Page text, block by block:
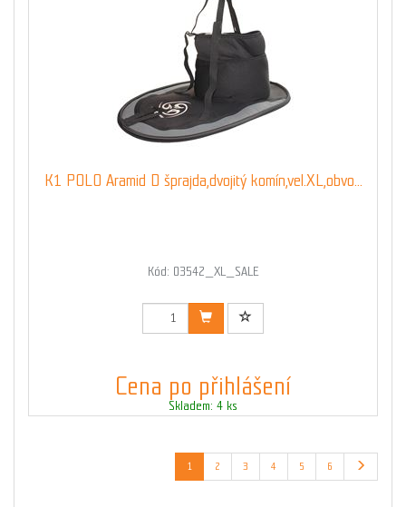
K1 POLO Aramid D šprajda,dvojitý komín,vel.XL,obvo...
Kód: 03542_XL_SALE
Cena po přihlášení
Skladem: 4 ks
1 2 3 4 5 6